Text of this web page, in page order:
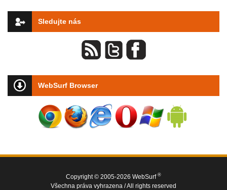
Sledujte nás
WebSurf Browser
Copyright © 2005-2026 WebSurf ®
Všechna práva vyhrazena / All rights reserved